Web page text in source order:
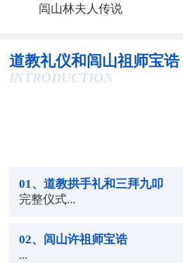
闾山林夫人传说
道教礼仪和闾山祖师宝诰
INTRODUCTION
01 、道教拱手礼和三拜九叩
完整仪式...
02、闾山许祖师宝诰
...